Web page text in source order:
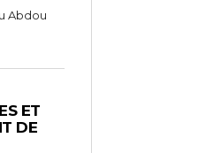
Abdou
ET
DE